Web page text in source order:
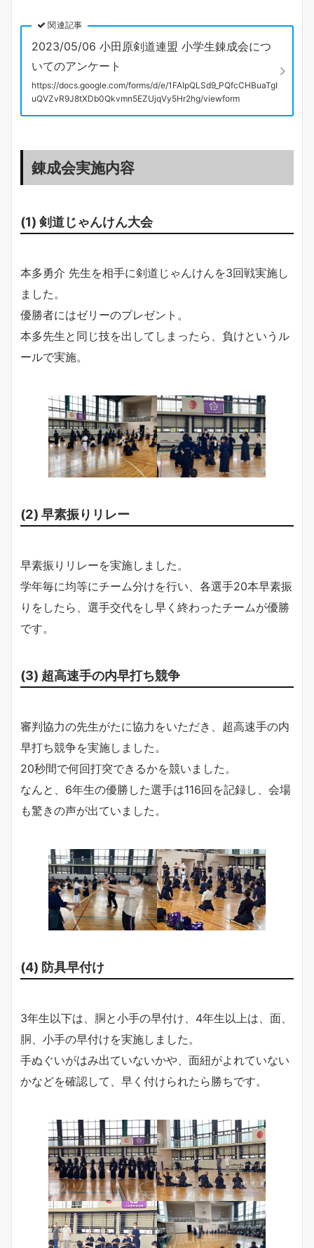
関連記事
2023/05/06 小田原剣道連盟 小学生錬成会につ
いてのアンケート
https://docs.google.com/forms/d/e/1FAIpQLSd9_PQfcCHBuaTgI
uQVZvR9J8tXDb0Qkvmn5EZUjqVy5Hr2hg/viewform
錬成会実施内容
(1) 剣道じゃんけん大会
本多勇介 先生を相手に剣道じゃんけんを3回戦実施し
ました。
優勝者にはゼリーのプレゼント。
本多先生と同じ技を出してしまったら、負けというル
ールで実施。
(2) 早素振りリレー
早素振りリレーを実施しました。
学年毎に均等にチーム分けを行い、各選手20本早素振
りをしたら、選手交代をし早く終わったチームが優勝
です。
(3) 超高速手の内早打ち競争
審判協力の先生がたに協力をいただき、超高速手の内
早打ち競争を実施しました。
20秒間で何回打突できるかを競いました。
なんと、6年生の優勝した選手は116回を記録し、会場
も驚きの声が出ていました。
(4) 防具早付け
3年生以下は、胴と小手の早付け、4年生以上は、面、
胴、小手の早付けを実施しました。
手ぬぐいがはみ出ていないかや、面紐がよれていない
かなどを確認して、早く付けられたら勝ちです。